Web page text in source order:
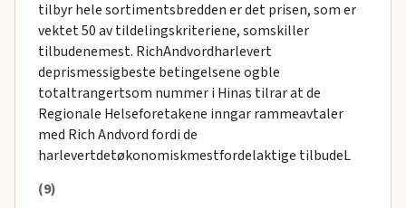
tilbyr hele sortimentsbredden er det prisen, som er
vektet 50 av tildelingskriteriene, somskiller
tilbudenemest. RichAndvordharlevert
deprismessigbeste betingelsene ogble
totaltrangertsom nummer i Hinas tilrar at de
Regionale Helseforetakene inngar rammeavtaler
med Rich Andvord fordi de
harlevertdetøkonomiskmestfordelaktige tilbudeL
(9)